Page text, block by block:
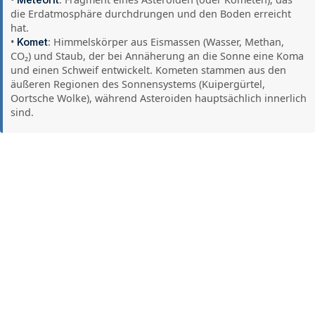
die Erdatmosphäre durchdrungen und den Boden erreicht
hat.
• Komet: Himmelskörper aus Eismassen (Wasser, Methan,
CO₂) und Staub, der bei Annäherung an die Sonne eine Koma
und einen Schweif entwickelt. Kometen stammen aus den
äußeren Regionen des Sonnensystems (Kuipergürtel,
Oortsche Wolke), während Asteroiden hauptsächlich innerlich
sind.